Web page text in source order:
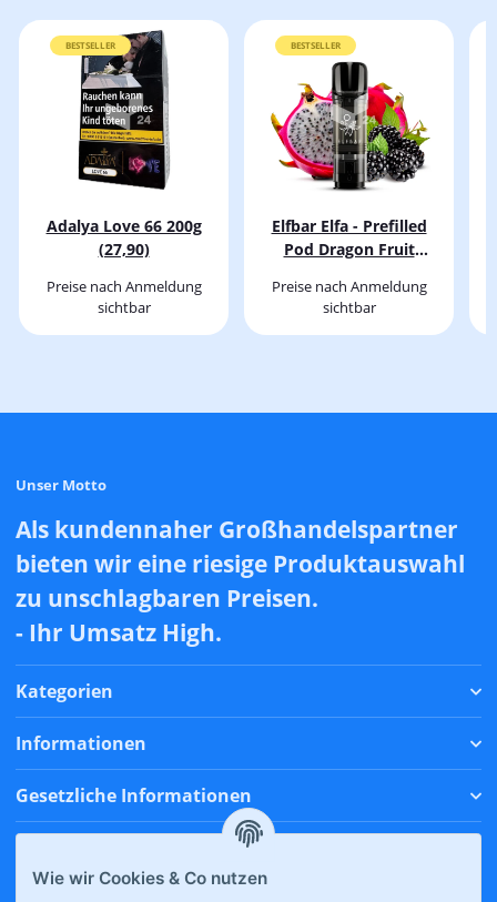
BESTSELLER
Adalya Love 66 200g
(27,90)
Preise nach Anmeldung
sichtbar
BESTSELLER
Elfbar Elfa - Prefilled
Pod Dragon Fruit
Preise nach Anmeldung
sichtbar
Unser Motto
Als kundennaher Großhandelspartner
bieten wir eine riesige Produktauswahl
zu unschlagbaren Preisen.
- Ihr Umsatz High.
Kategorien
Informationen
Gesetzliche Informationen
Wie wir Cookies & Co nutzen